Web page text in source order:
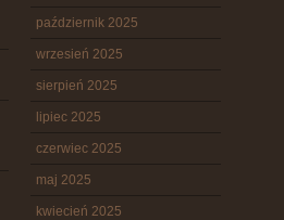
październik 2025
wrzesień 2025
sierpień 2025
lipiec 2025
czerwiec 2025
maj 2025
kwiecień 2025